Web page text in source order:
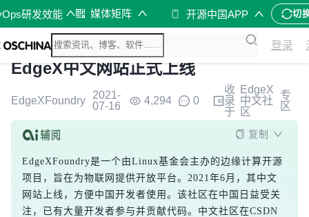
研发效能 媒体矩阵 开源中国APP 切
登录
EdgeX中文网站正式上线
EdgeXFoundry
2021-
07-16
4,294 0
收
录
于
EdgeX
中文社
区
专
区
复制
EdgeXFoundry是一个由Linux基金会主办的边缘计算开源
项目，旨在为物联网提供开放平台。2021年6月，其中文
网站上线，方便中国开发者使用。该社区在中国日益受关
注，已有大量开发者参与并贡献代码。中文社区在CSDN